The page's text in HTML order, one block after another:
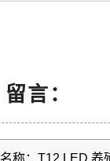
留言：